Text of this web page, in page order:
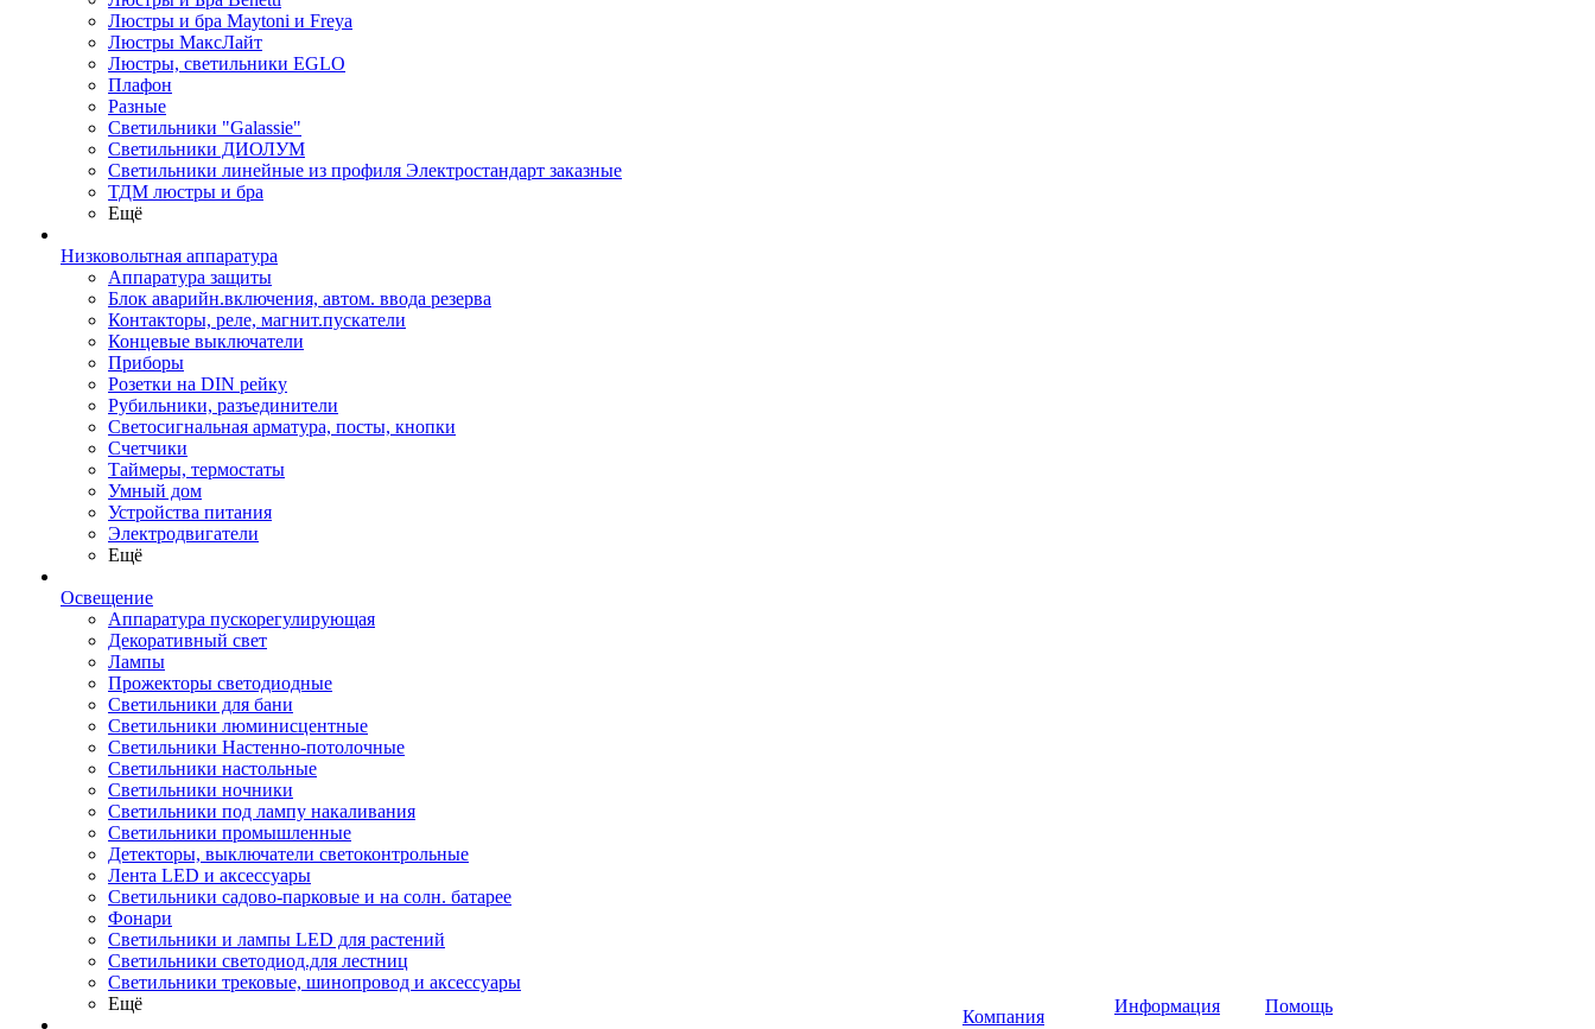
Люстры и бра Maytoni и Freya
Люстры МаксЛайт
Люстры, светильники EGLO
Плафон
Разные
Светильники "Galassie"
Светильники ДИОЛУМ
Светильники линейные из профиля Электростандарт заказные
ТДМ люстры и бра
Ещё
Низковольтная аппаратура
Аппаратура защиты
Блок аварийн.включения, автом. ввода резерва
Контакторы, реле, магнит.пускатели
Концевые выключатели
Приборы
Розетки на DIN рейку
Рубильники, разъединители
Светосигнальная арматура, посты, кнопки
Счетчики
Таймеры, термостаты
Умный дом
Устройства питания
Электродвигатели
Ещё
Освещение
Аппаратура пускорегулирующая
Декоративный свет
Лампы
Прожекторы светодиодные
Светильники для бани
Светильники люминисцентные
Светильники Настенно-потолочные
Светильники настольные
Светильники ночники
Светильники под лампу накаливания
Светильники промышленные
Детекторы, выключатели светоконтрольные
Лента LED и аксессуары
Светильники садово-парковые и на солн. батарее
Фонари
Светильники и лампы LED для растений
Светильники светодиод.для лестниц
Светильники трековые, шинопровод и аксессуары
Ещё
Компания
Информация
Помощь